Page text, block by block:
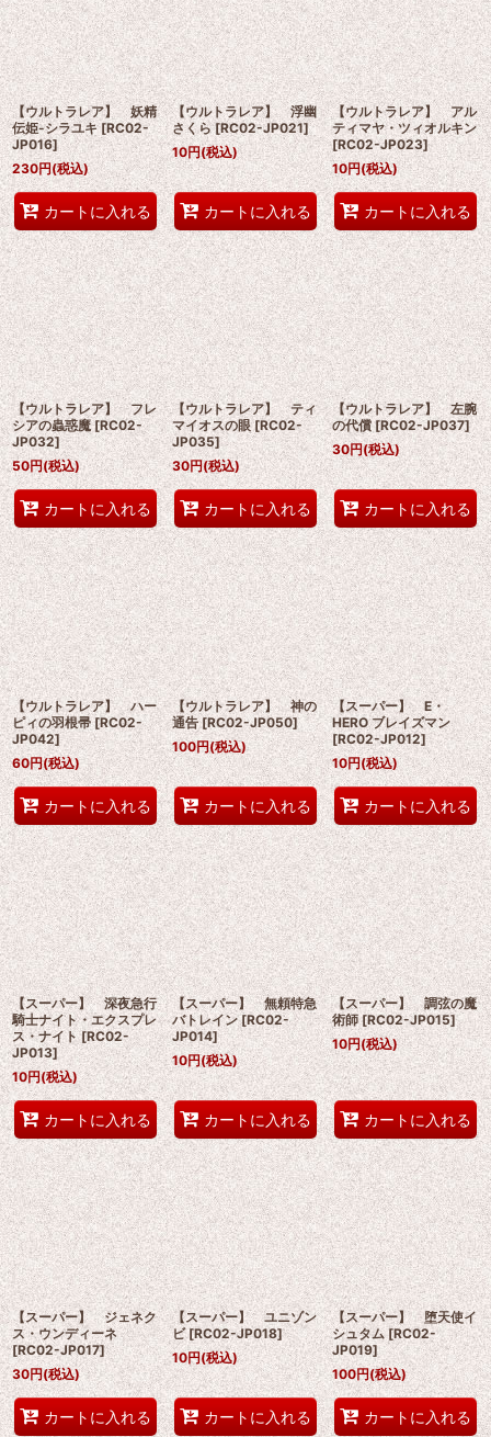
【ウルトラレア】 妖精
伝姫-シラユキ [RC02-
JP016]
230円(税込)
カートに入れる
【ウルトラレア】 浮幽
さくら [RC02-JP021]
10円(税込)
カートに入れる
【ウルトラレア】 アル
ティマヤ・ツィオルキン
[RC02-JP023]
10円(税込)
カートに入れる
【ウルトラレア】 フレ
シアの蟲惑魔 [RC02-
JP032]
50円(税込)
カートに入れる
【ウルトラレア】 ティ
マイオスの眼 [RC02-
JP035]
30円(税込)
カートに入れる
【ウルトラレア】 左腕
の代償 [RC02-JP037]
30円(税込)
カートに入れる
【ウルトラレア】 ハー
ピィの羽根帚 [RC02-
JP042]
60円(税込)
カートに入れる
【ウルトラレア】 神の
通告 [RC02-JP050]
100円(税込)
カートに入れる
【スーパー】 E・
HERO ブレイズマン
[RC02-JP012]
10円(税込)
カートに入れる
【スーパー】 深夜急行
騎士ナイト・エクスプレ
ス・ナイト [RC02-
JP013]
10円(税込)
カートに入れる
【スーパー】 無頼特急
バトレイン [RC02-
JP014]
10円(税込)
カートに入れる
【スーパー】 調弦の魔
術師 [RC02-JP015]
10円(税込)
カートに入れる
【スーパー】 ジェネク
ス・ウンディーネ
[RC02-JP017]
30円(税込)
カートに入れる
【スーパー】 ユニゾン
ビ [RC02-JP018]
10円(税込)
カートに入れる
【スーパー】 堕天使イ
シュタム [RC02-
JP019]
100円(税込)
カートに入れる